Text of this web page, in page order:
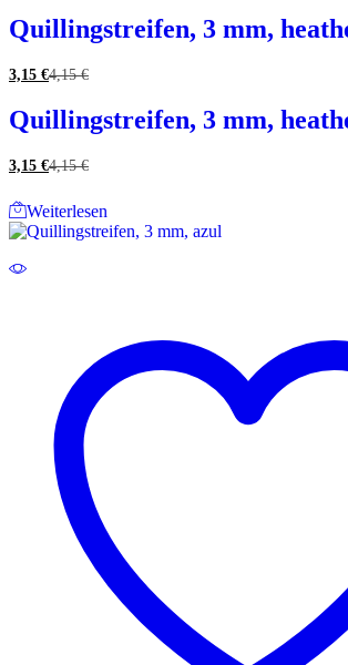
Quillingstreifen, 3 mm,
3,15 €4,15€
Quillingstreifen, 3 mm,
3,15 €4,15€
Weiterlesen